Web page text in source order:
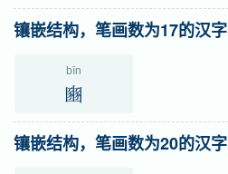
镶嵌结构，笔画数为17的汉字
bīn
豳
镶嵌结构，笔画数为20的汉字